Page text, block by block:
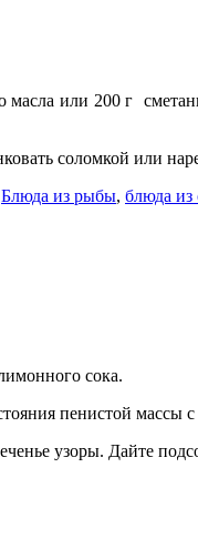
масла или 200 г
соломкой или
Блюда из рыбы, блюда из
сока.
пенистой
узоры. Дайте